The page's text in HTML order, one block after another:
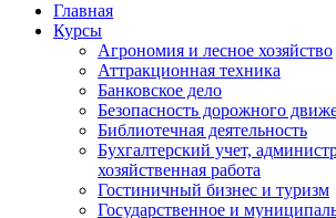
Главная
Курсы
Агрономия и лесное хозяйство
Аттракционная техника
Банковское дело
Безопасность дорожного
Библиотечная деятельность
Бухгалтерский учет,
хозяйственная работа
Гостиничный бизнес и туризм
Государственное и